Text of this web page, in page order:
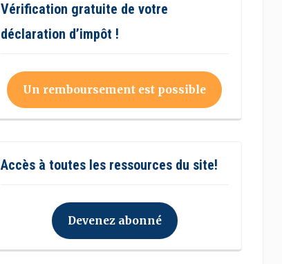
Vérification gratuite de votre
déclaration d’impôt !
Un remboursement est possible
Accès à toutes les ressources du site!
Devenez abonné